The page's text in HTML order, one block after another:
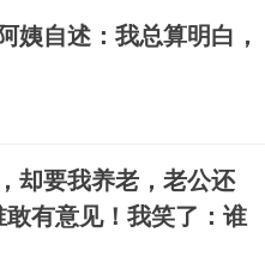
姨自述：我总算明白，
却要我养老，老公还
有意见！我笑了：谁